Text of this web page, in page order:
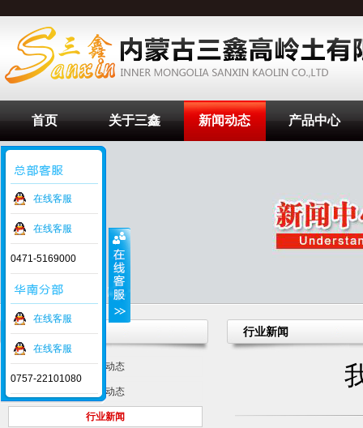
首页 关于三鑫 新闻动态 产品中心
新闻动态
新闻动态
公司动态
行业新闻
行业新闻
在线客服
在线客服
0471-5169000
在线客服
在线客服
0757-22101080